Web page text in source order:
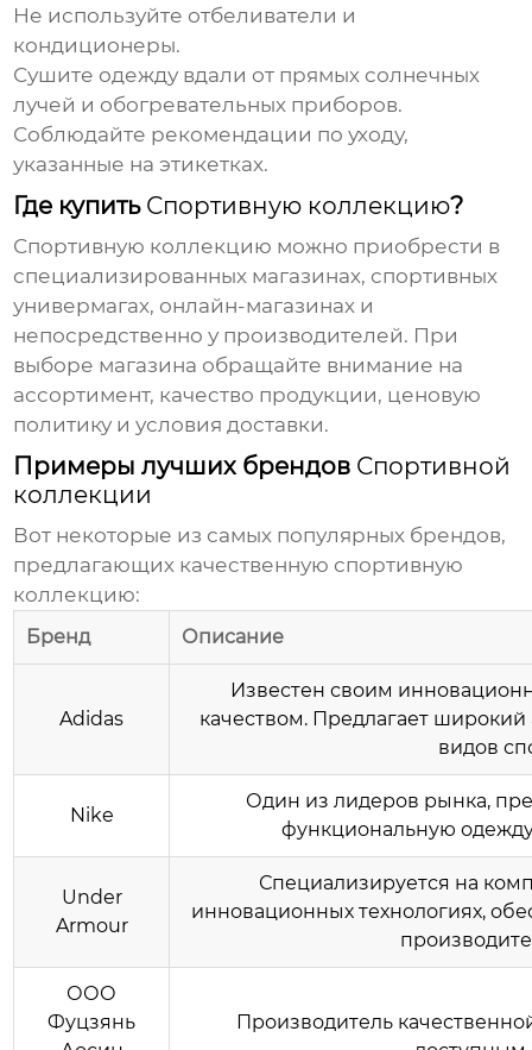
Не используйте отбеливатели и
кондиционеры.
Сушите одежду вдали от прямых солнечных
лучей и обогревательных приборов.
Соблюдайте рекомендации по уходу,
указанные на этикетках.
Где купить Спортивную коллекцию?
Спортивную коллекцию можно приобрести в
специализированных магазинах, спортивных
универмагах, онлайн-магазинах и
непосредственно у производителей. При
выборе магазина обращайте внимание на
ассортимент, качество продукции, ценовую
политику и условия доставки.
Примеры лучших брендов Спортивной
коллекции
Вот некоторые из самых популярных брендов,
предлагающих качественную спортивную
коллекцию:
Бренд Описание
Adidas
Известен своим
качеством. Предлагает
видов
Nike
Один из лидеров рынка,
функциональную
Under
Armour
Специализируется на
инновационных технологиях,
ООО
Фуцзянь
Производитель